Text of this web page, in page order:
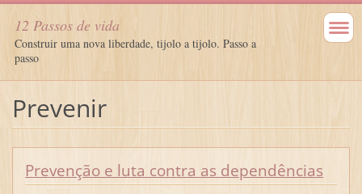
12 Passos de vida
Construir uma nova liberdade, tijolo a tijolo. Passo a
passo
Prevenir
Prevenção e luta contra as dependências